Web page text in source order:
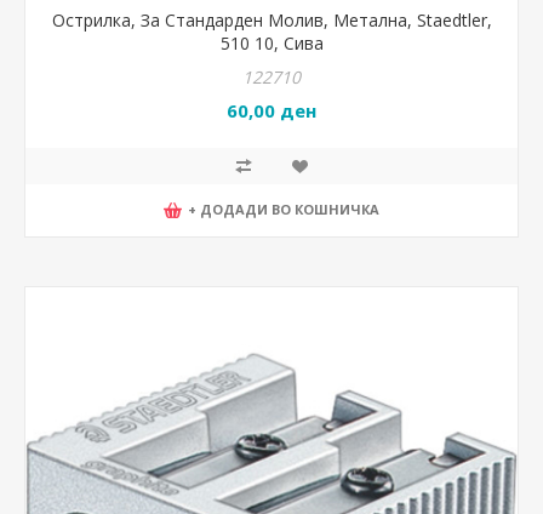
Острилка, За Стандарден Молив, Метална, Staedtler,
510 10, Сива
122710
60,00 ден
+ ДОДАДИ ВО КОШНИЧКА